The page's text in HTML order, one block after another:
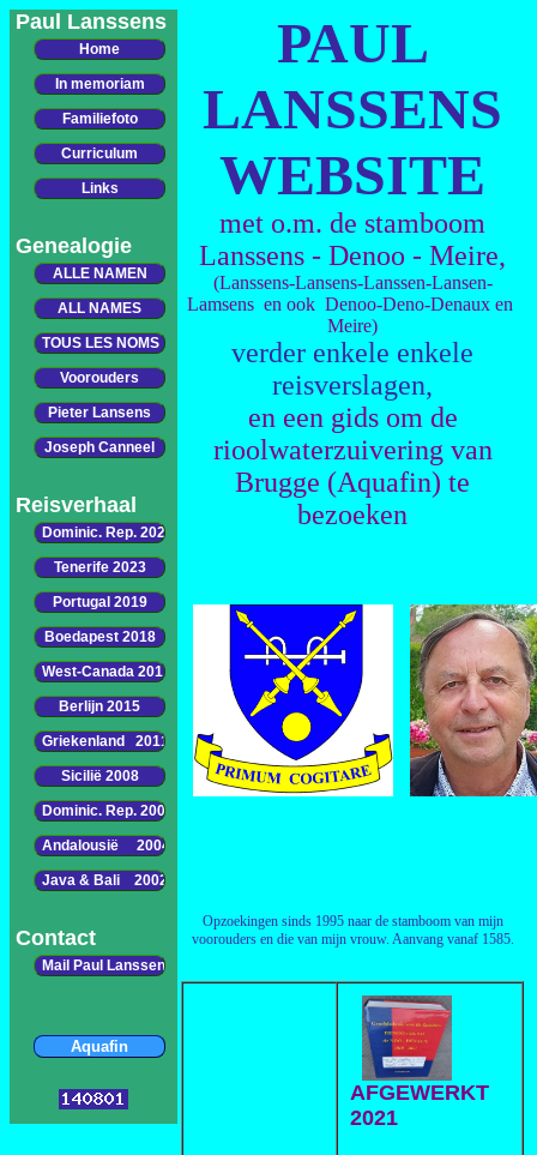
Paul Lanssens
Genealogie
Reisverhaal
Contact
PAUL
LANSSENS
WEBSITE
met o.m. de stamboom
Lanssens - Denoo - Meire,
(Lanssens-Lansens-Lanssen-Lansen-
Lamsens en ook Denoo-Deno-Denaux en
Meire)
verder enkele enkele
reisverslagen,
en een gids om de
rioolwaterzuivering van
Brugge (Aquafin) te
bezoeken
Opzoekingen sinds 1995 naar de stamboom van mijn
voorouders en die van mijn vrouw. Aanvang vanaf 1585.
AFGEWERKT
2021